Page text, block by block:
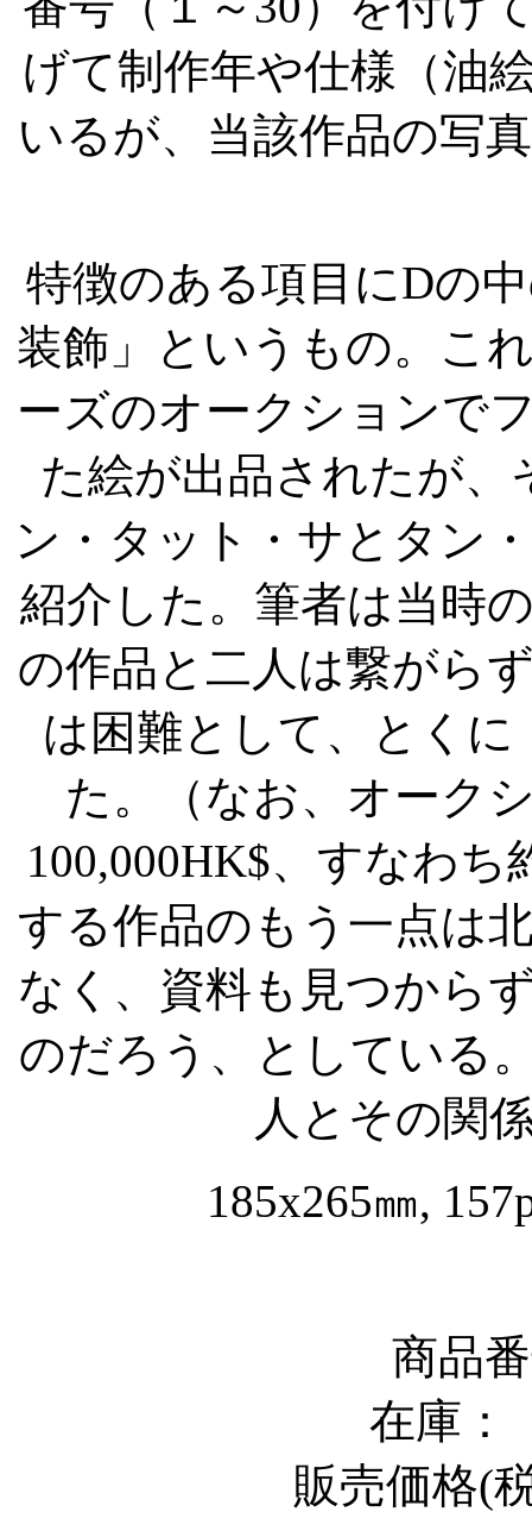
げて制作年や仕様（油
いるが、当該作品の写
特徴のある項目にDの
装飾」というもの。こ
ーズのオークションで
た絵が出品されたが
ン・タット・サとタン
紹介した。筆者は当時
の作品と二人は繋がら
は困難として、とく
た。（なお、オーク
100,000HK$、すなわち
する作品のもう一点は
なく、資料も見つから
のだろう、としている
人とその関
185x265㎜,
商品
在庫
販売価格(